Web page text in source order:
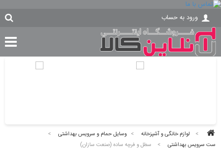
ورود به حساب
> لوازم خانگی و آشپزخانه > وسایل حمام و سرویس بهداشتی
>
ست سرویس بهداشتی
> سطل و فرچه ساده (صنعت سازان)